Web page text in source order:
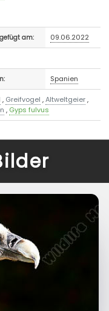
am: 09.06.2022
Spanien
, Greifvogel ,Altweltgeier,
, Gyps fulvus